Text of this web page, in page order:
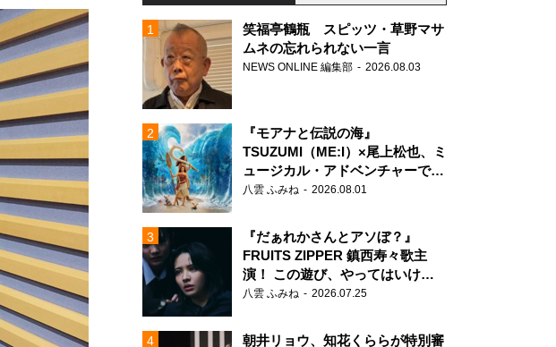
笑福亭鶴瓶 スピッツ・草野マサ
ムネの忘れられない一言
NEWS ONLINE 編集部 2026.08.03
『モアナと伝説の海』
TSUZUMI（ME:I）×尾上松也、ミ
ュージカル・アドベンチャーで美
声を響かせる
八雲 ふみね 2026.08.01
『だぁれかさんとアソぼ？』
FRUITS ZIPPER 鎮西寿々歌主
演！ この遊び、やってはいけま
せん。
八雲 ふみね 2026.07.25
朝井リョウ、知花くららが特別審